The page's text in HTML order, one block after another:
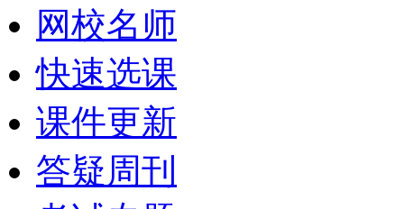
网校名师
快速选课
课件更新
答疑周刊